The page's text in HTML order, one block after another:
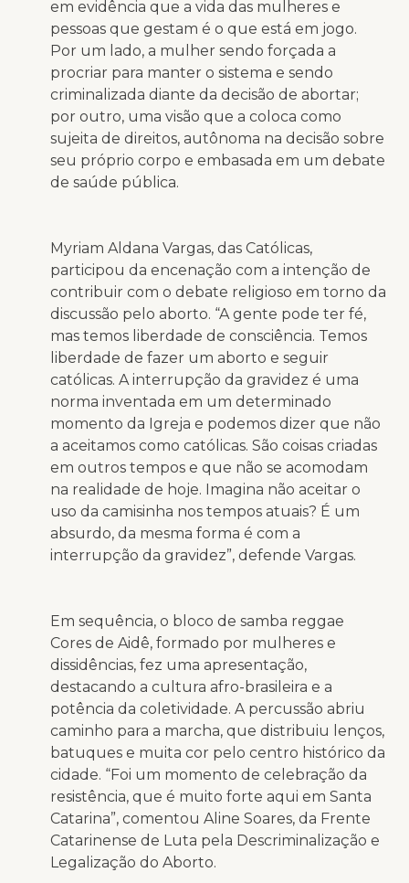
em evidência que a vida das mulheres e
pessoas que gestam é o que está em jogo.
Por um lado, a mulher sendo forçada a
procriar para manter o sistema e sendo
criminalizada diante da decisão de abortar;
por outro, uma visão que a coloca como
sujeita de direitos, autônoma na decisão sobre
seu próprio corpo e embasada em um debate
de saúde pública.
Myriam Aldana Vargas, das Católicas,
participou da encenação com a intenção de
contribuir com o debate religioso em torno da
discussão pelo aborto. “A gente pode ter fé,
mas temos liberdade de consciência. Temos
liberdade de fazer um aborto e seguir
católicas. A interrupção da gravidez é uma
norma inventada em um determinado
momento da Igreja e podemos dizer que não
a aceitamos como católicas. São coisas criadas
em outros tempos e que não se acomodam
na realidade de hoje. Imagina não aceitar o
uso da camisinha nos tempos atuais? É um
absurdo, da mesma forma é com a
interrupção da gravidez”, defende Vargas.
Em sequência, o bloco de samba reggae
Cores de Aidê, formado por mulheres e
dissidências, fez uma apresentação,
destacando a cultura afro-brasileira e a
potência da coletividade. A percussão abriu
caminho para a marcha, que distribuiu lenços,
batuques e muita cor pelo centro histórico da
cidade. “Foi um momento de celebração da
resistência, que é muito forte aqui em Santa
Catarina”, comentou Aline Soares, da Frente
Catarinense de Luta pela Descriminalização e
Legalização do Aborto.